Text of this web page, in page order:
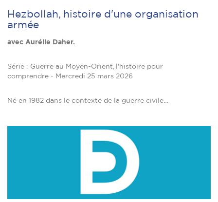
Hezbollah, histoire d'une organisation
armée
avec Aurélie Daher.
Série : Guerre au Moyen-Orient, l'histoire pour
comprendre - Mercredi 25 mars 2026
Né en 1982 dans le contexte de la guerre civile…